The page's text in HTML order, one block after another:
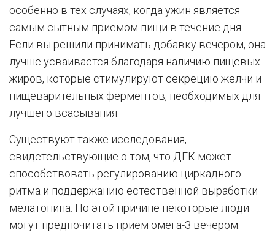
особенно в тех случаях, когда ужин является
самым сытным приемом пищи в течение дня.
Если вы решили принимать добавку вечером, она
лучше усваивается благодаря наличию пищевых
жиров, которые стимулируют секрецию желчи и
пищеварительных ферментов, необходимых для
лучшего всасывания.
Существуют также исследования,
свидетельствующие о том, что ДГК может
способствовать регулированию циркадного
ритма и поддержанию естественной выработки
мелатонина. По этой причине некоторые люди
могут предпочитать прием омега-3 вечером.